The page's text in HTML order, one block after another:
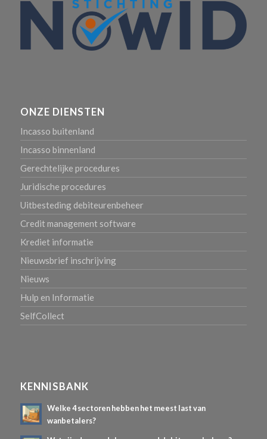
ONZE DIENSTEN
Incasso buitenland
Incasso binnenland
Gerechtelijke procedures
Juridische procedures
Uitbesteding debiteurenbeheer
Credit management software
Krediet informatie
Nieuwsbrief inschrijving
Nieuws
Hulp en Informatie
SelfCollect
KENNISBANK
Welke 4 sectoren hebben het meest last van
wanbetalers?